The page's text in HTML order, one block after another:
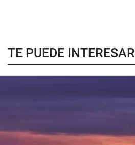
TE PUEDE INTERESAR